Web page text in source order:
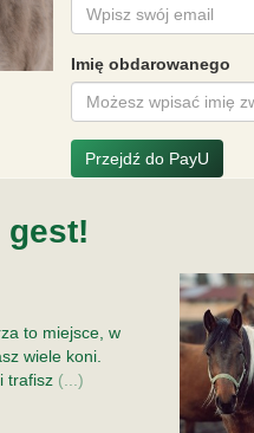
Imię obdarowanego
Przejdź do PayU
gest!
to miejsce, w
wiele koni.
trafisz (...)